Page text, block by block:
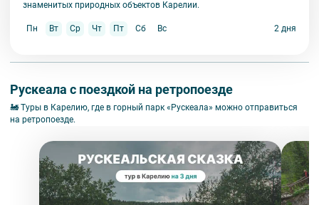
знаменитых природных объектов Карелии.
Пн Вт Ср Чт Пт Сб Вс 2 дня
Рускеала с поездкой на ретропоезде
🚂 Туры в Карелию, где в горный парк «Рускеала» можно отправиться
на ретропоезде.